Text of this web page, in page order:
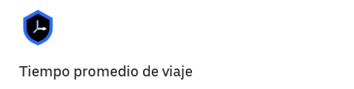
Tiempo promedio de viaje